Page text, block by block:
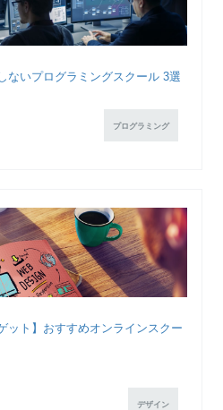
ないプログラミングスクール 3選
プログラミング
ット】おすすめオンラインスクー
デザイン